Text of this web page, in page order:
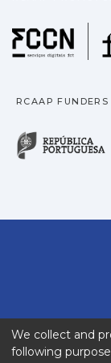
RCAAP FUNDERS
We collect and
following